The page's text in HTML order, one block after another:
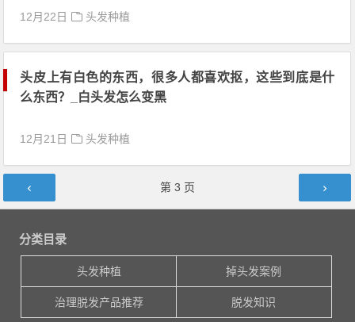
12月22日 头发种植
头皮上有白色的东西，很多人都喜欢抠，这些到底是什
么东西？_白头发怎么变黑
12月21日 头发种植
文章导航 第 3 页
分类目录
头发种植 掉头发案例
治理脱发产品推荐 脱发知识